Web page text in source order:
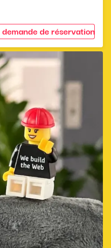
demande de réservation